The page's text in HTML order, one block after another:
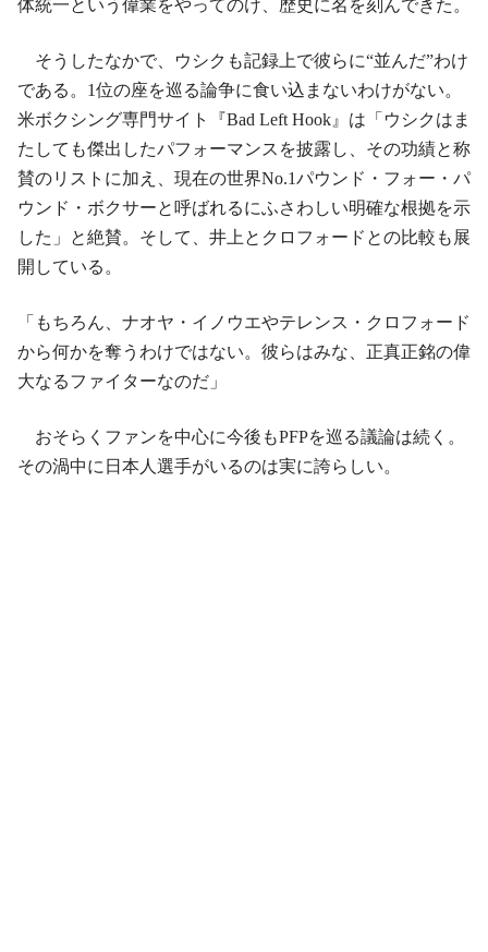
体統一という偉業をやってのけ、歴史に名を刻んできた。
そうしたなかで、ウシクも記録上で彼らに“並んだ”わけ
である。1位の座を巡る論争に食い込まないわけがない。
米ボクシング専門サイト『Bad Left Hook』は「ウシクはま
たしても傑出したパフォーマンスを披露し、その功績と称
賛のリストに加え、現在の世界No.1パウンド・フォー・パ
ウンド・ボクサーと呼ばれるにふさわしい明確な根拠を示
した」と絶賛。そして、井上とクロフォードとの比較も展
開している。
「もちろん、ナオヤ・イノウエやテレンス・クロフォード
から何かを奪うわけではない。彼らはみな、正真正銘の偉
大なるファイターなのだ」
おそらくファンを中心に今後もPFPを巡る議論は続く。
その渦中に日本人選手がいるのは実に誇らしい。